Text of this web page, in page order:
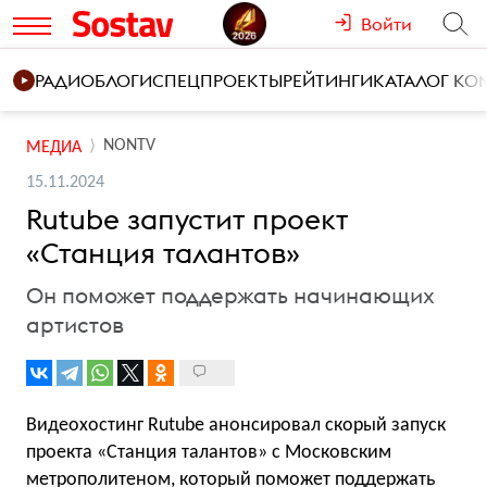
Войти
РАДИОБЛОГИСПЕЦПРОЕКТЫРЕЙТИНГИКАТАЛОГ
МЕДИА NONTV
15.11.2024
Rutube запустит проект
«Станция талантов»
Он поможет поддержать начинающих
артистов
Видеохостинг Rutube анонсировал скорый запуск
проекта «Станция талантов» с Московским
метрополитеном, который поможет поддержать